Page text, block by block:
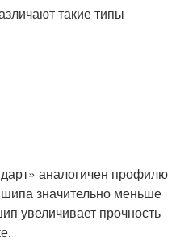
такие типы
аналогичен профилю
значительно меньше
увеличивает прочность